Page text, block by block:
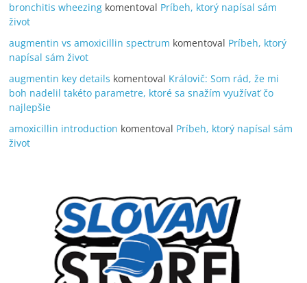
bronchitis wheezing komentoval Príbeh, ktorý napísal sám
život
augmentin vs amoxicillin spectrum komentoval Príbeh, ktorý
napísal sám život
augmentin key details komentoval Královič: Som rád, že mi
boh nadelil takéto parametre, ktoré sa snažím využívať čo
najlepšie
amoxicillin introduction komentoval Príbeh, ktorý napísal sám
život